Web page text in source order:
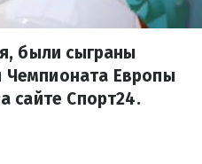
были сыграны
Чемпионата Европы
сайте Спорт24.